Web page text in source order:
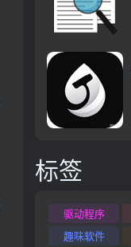
标签
驱动程序
趣味软件